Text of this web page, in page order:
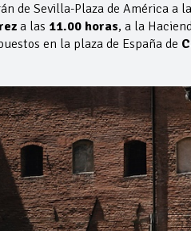
de Sevilla-Plaza de América a
a las 11.00 horas, a la
en la plaza de España de